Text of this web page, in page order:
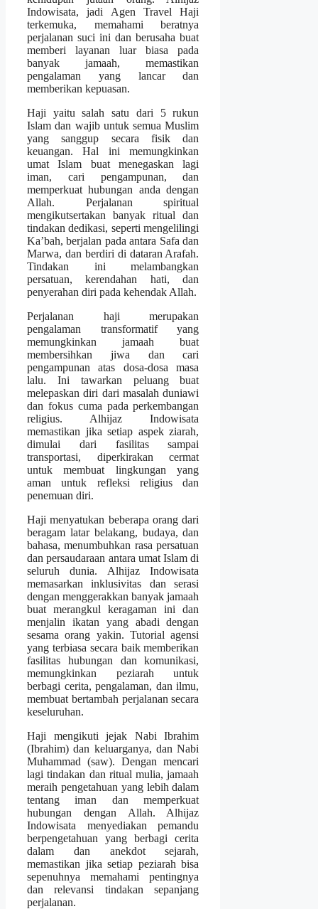
Indowisata, jadi Agen Travel Haji
terkemuka, memahami beratnya
perjalanan suci ini dan berusaha buat
memberi layanan luar biasa pada
banyak jamaah, memastikan
pengalaman yang lancar dan
memberikan kepuasan.
Haji yaitu salah satu dari 5 rukun
Islam dan wajib untuk semua Muslim
yang sanggup secara fisik dan
keuangan. Hal ini memungkinkan
umat Islam buat menegaskan lagi
iman, cari pengampunan, dan
memperkuat hubungan anda dengan
Allah. Perjalanan spiritual
mengikutsertakan banyak ritual dan
tindakan dedikasi, seperti mengelilingi
Ka’bah, berjalan pada antara Safa dan
Marwa, dan berdiri di dataran Arafah.
Tindakan ini melambangkan
persatuan, kerendahan hati, dan
penyerahan diri pada kehendak Allah.
Perjalanan haji merupakan
pengalaman transformatif yang
memungkinkan jamaah buat
membersihkan jiwa dan cari
pengampunan atas dosa-dosa masa
lalu. Ini tawarkan peluang buat
melepaskan diri dari masalah duniawi
dan fokus cuma pada perkembangan
religius. Alhijaz Indowisata
memastikan jika setiap aspek ziarah,
dimulai dari fasilitas sampai
transportasi, diperkirakan cermat
untuk membuat lingkungan yang
aman untuk refleksi religius dan
penemuan diri.
Haji menyatukan beberapa orang dari
beragam latar belakang, budaya, dan
bahasa, menumbuhkan rasa persatuan
dan persaudaraan antara umat Islam di
seluruh dunia. Alhijaz Indowisata
memasarkan inklusivitas dan serasi
dengan menggerakkan banyak jamaah
buat merangkul keragaman ini dan
menjalin ikatan yang abadi dengan
sesama orang yakin. Tutorial agensi
yang terbiasa secara baik memberikan
fasilitas hubungan dan komunikasi,
memungkinkan peziarah untuk
berbagi cerita, pengalaman, dan ilmu,
membuat bertambah perjalanan secara
keseluruhan.
Haji mengikuti jejak Nabi Ibrahim
(Ibrahim) dan keluarganya, dan Nabi
Muhammad (saw). Dengan mencari
lagi tindakan dan ritual mulia, jamaah
meraih pengetahuan yang lebih dalam
tentang iman dan memperkuat
hubungan dengan Allah. Alhijaz
Indowisata menyediakan pemandu
berpengetahuan yang berbagi cerita
dalam dan anekdot sejarah,
memastikan jika setiap peziarah bisa
sepenuhnya memahami pentingnya
dan relevansi tindakan sepanjang
perjalanan.